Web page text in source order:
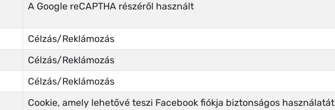
A Google reCAPTHA részéről használt
Célzás/Reklámozás
Célzás/Reklámozás
Célzás/Reklámozás
Cookie, amely lehetővé teszi Facebook fiókja biztonságos használatát